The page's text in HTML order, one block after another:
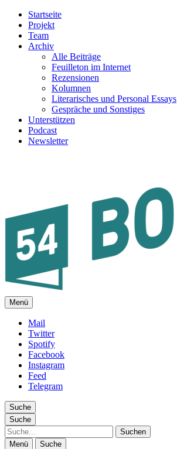
Startseite
Projekt
Team
Archiv
Alle Beiträge
Feuilleton im Internet
Rezensionen
Kolumnen
Literarisches und Personal Essays
Gespräche und Sonstiges
Unterstützen
Podcast
Newsletter
FEUILLETON IM INTERNET
Menü
Mail
Twitter
Spotify
Facebook
Instagram
Feed
Telegram
Suche
Suche
Suche
Menü Suche